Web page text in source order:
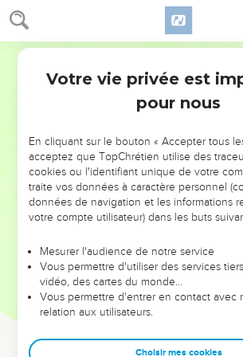
NE MANQUEZ PAS
DE L’ANNÉE !
ET SI LEURS ERREURS POUVAIENT
VOTRES ?
leur foi ou leur vision. Mais on voit moins les
et les saisons difficiles qu'ils ont traversés,
sont elles qui les ont
Dans cette conférence, leaders,
clés pour avancer avec plus de sagesse
Votre vie privée est
pour nous
En cliquant sur le bouton « Accepter tous
acceptez que TopChrétien utilise des
cookies ou l'identifiant unique de votre
traite vos données à caractère personnel
données de navigation et les informations
votre compte utilisateur) dans les buts
Mesurer l'audience de notre service
Vous permettre d'utiliser des services
vidéo, des cartes du monde…
Vous permettre d'entrer en contact avec
relation aux utilisateurs.
Choisir mes cookies